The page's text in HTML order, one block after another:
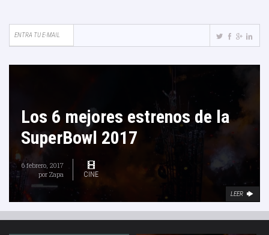
Los 6 mejores estrenos de la
SuperBowl 2017
6 febrero, 2017
por Zapa CINE
LEER